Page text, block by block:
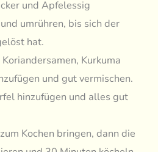
und Apfelessig
umrühren, bis sich der
hat.
Kurkuma
und gut vermischen.
hinzufügen und alles gut
Kochen bringen, dann die